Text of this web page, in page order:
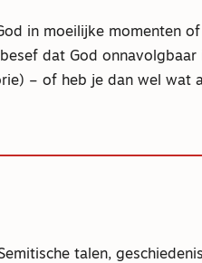
in moeilijke momenten of
dat God onnavolgbaar
– of heb je dan wel wat
talen,